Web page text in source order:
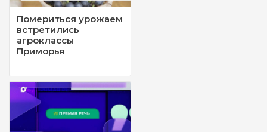
Помериться урожаем
встретились
агроклассы
Приморья